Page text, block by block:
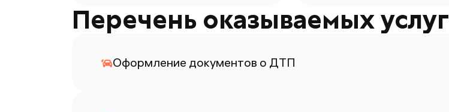
Перечень оказываемых услуг
Оформление документов о ДТП